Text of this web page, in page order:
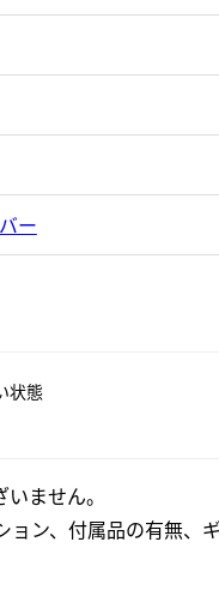
ー
状態
ません。
ン、付属品の有無、